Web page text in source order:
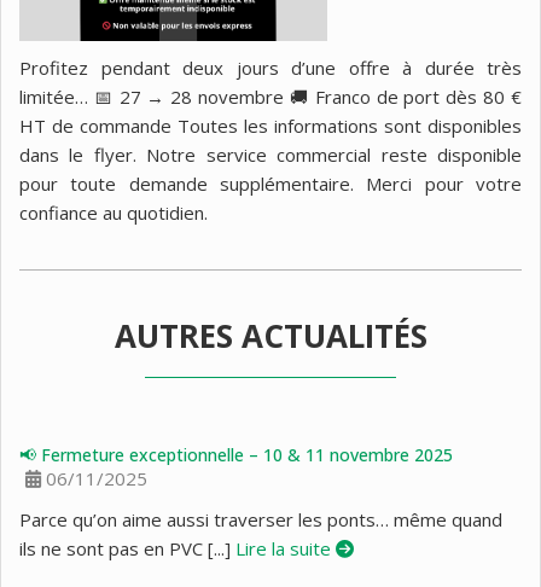
Profitez pendant deux jours d’une offre à durée très
limitée… 📅 27 → 28 novembre 🚚 Franco de port dès 80 €
HT de commande Toutes les informations sont disponibles
dans le flyer. Notre service commercial reste disponible
pour toute demande supplémentaire. Merci pour votre
confiance au quotidien.
AUTRES ACTUALITÉS
📢 Fermeture exceptionnelle – 10 & 11 novembre 2025
06/11/2025
Parce qu’on aime aussi traverser les ponts… même quand
ils ne sont pas en PVC [...] Lire la suite